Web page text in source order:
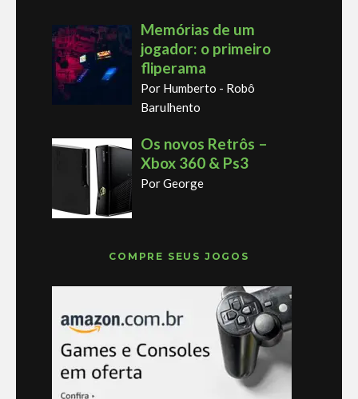
Memórias de um
jogador: o primeiro
fliperama
Por Humberto - Robô
Barulhento
Os novos Retrôs –
Xbox 360 & Ps3
Por George
COMPRE SEUS JOGOS